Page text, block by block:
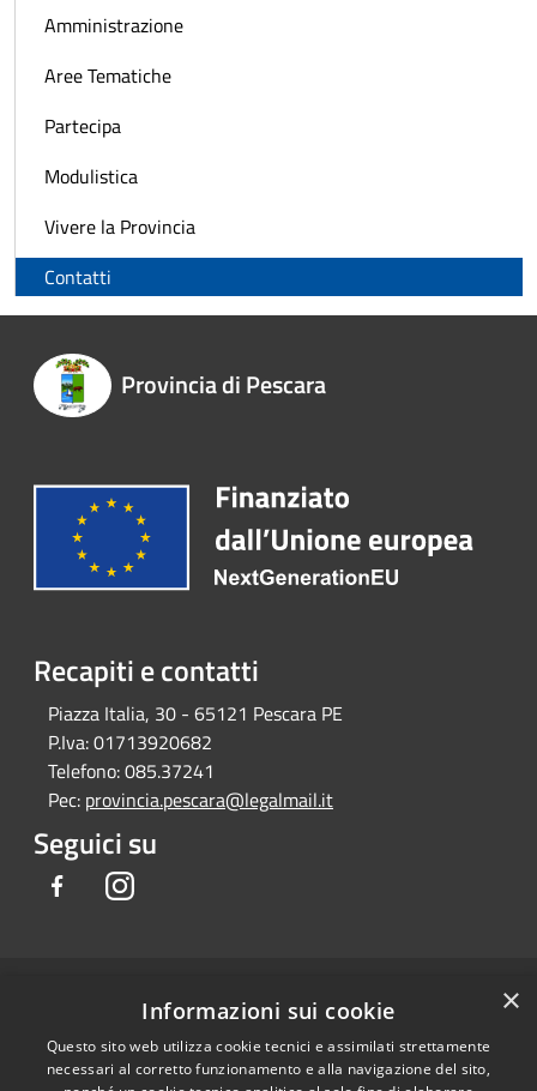
Amministrazione
Aree Tematiche
Partecipa
Modulistica
Vivere la Provincia
Contatti
Provincia di Pescara
Recapiti e contatti
Piazza Italia, 30 - 65121 Pescara PE
P.Iva:01713920682
Telefono:085.37241
Pec: provincia.pescara@legalmail.it
Seguici su
FacebookInstagram
Privacy
Copyright © 2026 • Provincia di
Municipium•Accesso
×
Informazioni sui cookie
Questo sito web utilizza cookie tecnici e assimilati strettamente
necessari al corretto funzionamento e alla navigazione del sito,